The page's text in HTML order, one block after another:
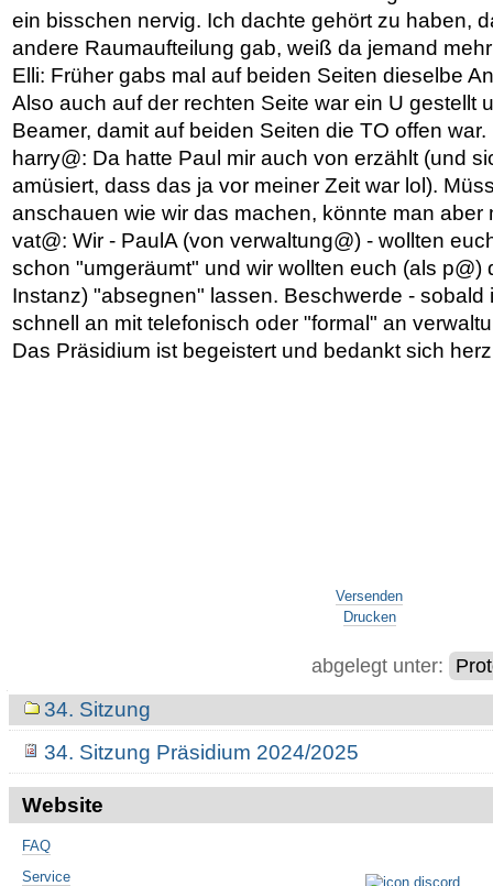
ein bisschen nervig. Ich dachte gehört zu haben,
andere Raumaufteilung gab, weiß da jemand
Elli: Früher gabs mal auf beiden Seiten dieselbe
Also auch auf der rechten Seite war ein U gestellt
Beamer, damit auf beiden Seiten die TO offen war.
harry@: Da hatte Paul mir auch von erzählt (und
amüsiert, dass das ja vor meiner Zeit war lol).
anschauen wie wir das machen, könnte man aber
vat@: Wir - PaulA (von verwaltung@) - wollten
schon "umgeräumt" und wir wollten euch (als p@)
Instanz) "absegnen" lassen. Beschwerde - sobald
schnell an mit telefonisch oder "formal" an
Das Präsidium ist begeistert und bedankt sich
Versenden
Drucken
abgelegt unter:
Navigation34. Sitzung
34. Sitzung Präsidium 2024/2025
Website
FAQ
Service